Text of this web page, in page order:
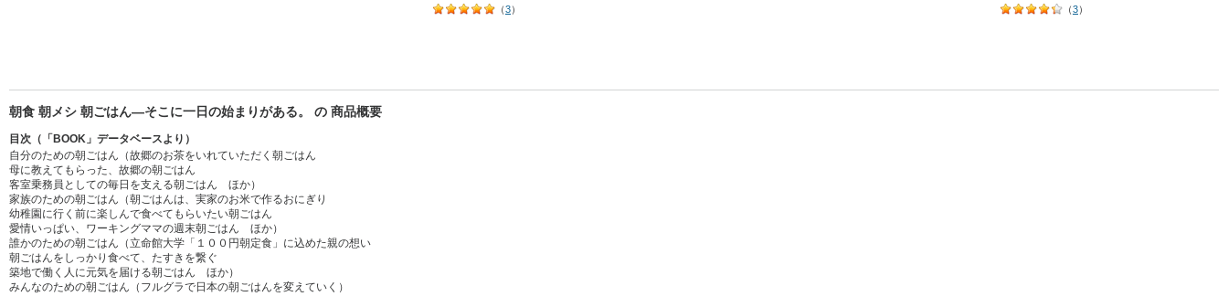
（3） （3）
朝食 朝メシ 朝ごはん―そこに一日の始まりがある。 の 商品概要
目次（「BOOK」データベースより）
自分のための朝ごはん（故郷のお茶をいれていただく朝ごはん
母に教えてもらった、故郷の朝ごはん
客室乗務員としての毎日を支える朝ごはん ほか）
家族のための朝ごはん（朝ごはんは、実家のお米で作るおにぎり
幼稚園に行く前に楽しんで食べてもらいたい朝ごはん
愛情いっぱい、ワーキングママの週末朝ごはん ほか）
誰かのための朝ごはん（立命館大学「１００円朝定食」に込めた親の想い
朝ごはんをしっかり食べて、たすきを繋ぐ
築地で働く人に元気を届ける朝ごはん ほか）
みんなのための朝ごはん（フルグラで日本の朝ごはんを変えていく）